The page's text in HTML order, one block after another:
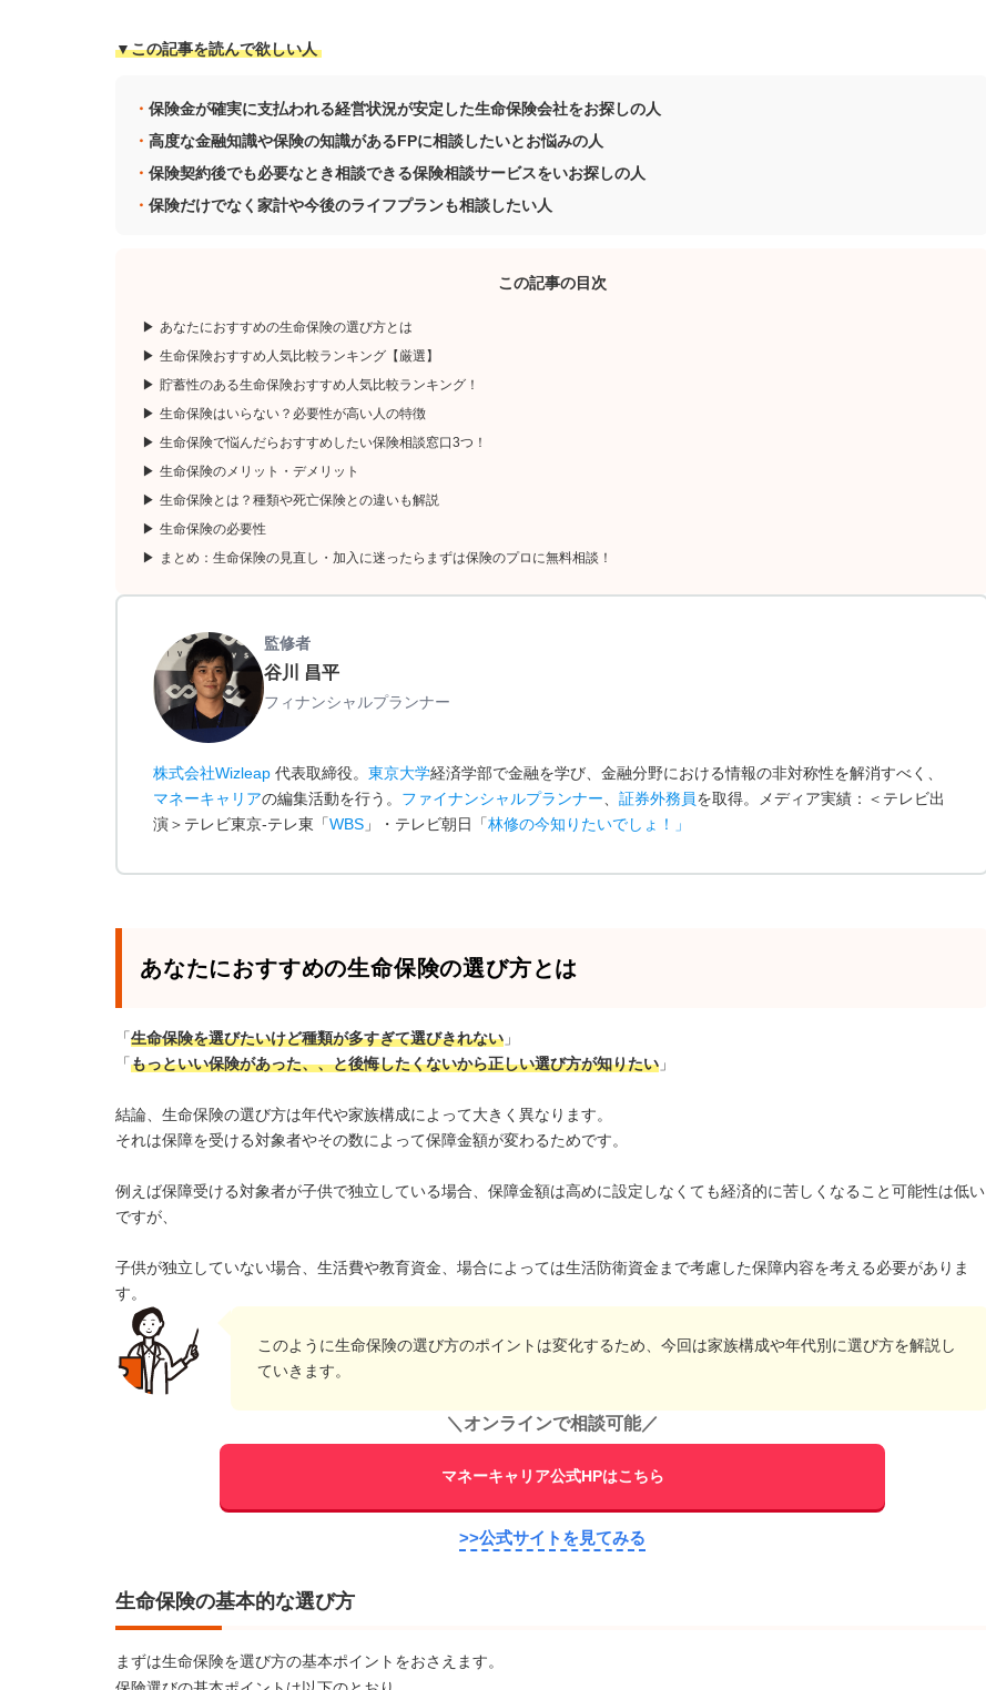
▼この記事を読んで欲しい人
保険金が確実に支払われる経営状況が安定した生命保険会社をお探しの人
高度な金融知識や保険の知識があるFPに相談したいとお悩みの人
保険契約後でも必要なとき相談できる保険相談サービスをいお探しの人
保険だけでなく家計や今後のライフプランも相談したい人
この記事の目次
あなたにおすすめの生命保険の選び方とは
生命保険おすすめ人気比較ランキング【厳選】
貯蓄性のある生命保険おすすめ人気比較ランキング！
生命保険はいらない？必要性が高い人の特徴
生命保険で悩んだらおすすめしたい保険相談窓口3つ！
生命保険のメリット・デメリット
生命保険とは？種類や死亡保険との違いも解説
生命保険の必要性
まとめ：生命保険の見直し・加入に迷ったらまずは保険のプロに無料相談！
監修者
谷川 昌平
フィナンシャルプランナー
株式会社Wizleap 代表取締役。 東京大学経済学部で金融を学び、金融分野における情報の非対称性を解消すべく、
マネーキャリアの編集活動を行う。 ファイナンシャルプランナー 証券外務員を取得。メディア実績：＜テレビ出
演＞テレビ東京-テレ東「WBS 」・テレビ朝日「林修の今知りたいでしょ！ 」
あなたにおすすめの生命保険の選び方とは
「生命保険を選びたいけど種類が多すぎて選びきれない 」
「もっといい保険があった、、と後悔したくないから正しい選び方が知りたい 」
結論、生命保険の選び方は年代や家族構成によって大きく異なります。
それは保障を受ける対象者やその数によって保障金額が変わるためです。
例えば保障受ける対象者が子供で独立している場合、保障金額は高めに設定しなくても経済的に苦しくなること可能性は低い
ですが、
子供が独立していない場合、生活費や教育資金、場合によっては生活防衛資金まで考慮した保障内容を考える必要がありま
す。
このように生命保険の選び方のポイントは変化するため、今回は家族構成や年代別に選び方を解説し
ていきます。
＼ オンラインで相談可能／
マネーキャリア公式HPはこちら
>>公式サイトを見てみる
生命保険の基本的な選び方
まずは生命保険を選び方の基本ポイントをおさえます。